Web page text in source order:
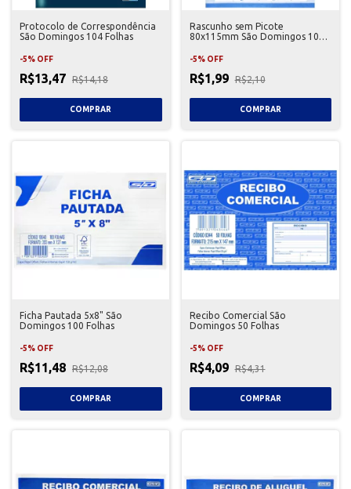
Protocolo de Correspondência
São Domingos 104 Folhas
-5% OFF
R$13,47 R$14,18
Rascunho sem Picote
80x115mm São Domingos 100
-5% OFF
R$1,99 R$2,10
Ficha Pautada 5x8" São
Domingos 100 Folhas
-5% OFF
R$11,48 R$12,08
Recibo Comercial São
Domingos 50 Folhas
-5% OFF
R$4,09 R$4,31